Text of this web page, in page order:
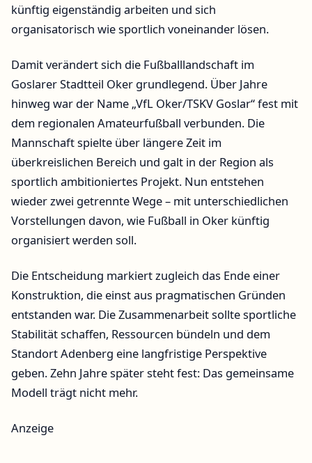
künftig eigenständig arbeiten und sich
organisatorisch wie sportlich voneinander lösen.
Damit verändert sich die Fußballlandschaft im
Goslarer Stadtteil Oker grundlegend. Über Jahre
hinweg war der Name „VfL Oker/TSKV Goslar“ fest mit
dem regionalen Amateurfußball verbunden. Die
Mannschaft spielte über längere Zeit im
überkreislichen Bereich und galt in der Region als
sportlich ambitioniertes Projekt. Nun entstehen
wieder zwei getrennte Wege – mit unterschiedlichen
Vorstellungen davon, wie Fußball in Oker künftig
organisiert werden soll.
Die Entscheidung markiert zugleich das Ende einer
Konstruktion, die einst aus pragmatischen Gründen
entstanden war. Die Zusammenarbeit sollte sportliche
Stabilität schaffen, Ressourcen bündeln und dem
Standort Adenberg eine langfristige Perspektive
geben. Zehn Jahre später steht fest: Das gemeinsame
Modell trägt nicht mehr.
Anzeige